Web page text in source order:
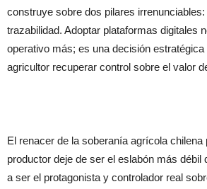
construye sobre dos pilares
trazabilidad. Adoptar plataformas digitales
operativo más; es una decisión estratégica
agricultor recuperar control sobre el valor
El renacer de la soberanía agrícola chilena
productor deje de ser el eslabón más débil
a ser el protagonista y controlador real